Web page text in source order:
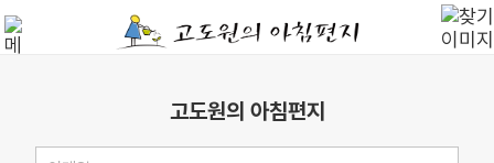
고도원의 아침편지